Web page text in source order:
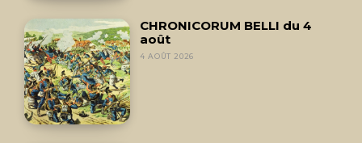
CHRONICORUM BELLI du 4
août
4 AOÛT 2026